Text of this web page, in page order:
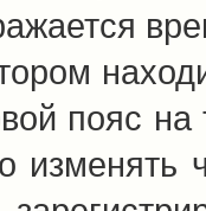
пояс
изменять